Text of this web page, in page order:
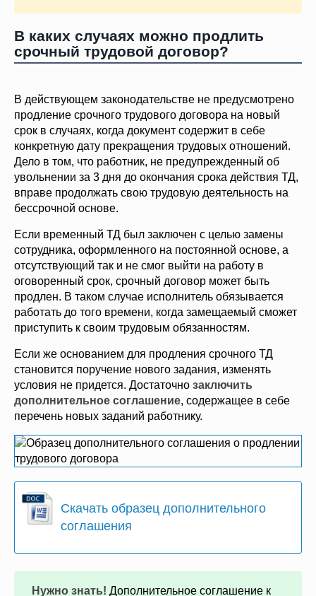
В каких случаях можно продлить
срочный трудовой договор?
В действующем законодательстве не предусмотрено
продление срочного трудового договора на новый
срок в случаях, когда документ содержит в себе
конкретную дату прекращения трудовых отношений.
Дело в том, что работник, не предупрежденный об
увольнении за 3 дня до окончания срока действия ТД,
вправе продолжать свою трудовую деятельность на
бессрочной основе.
Если временный ТД был заключен с целью замены
сотрудника, оформленного на постоянной основе, а
отсутствующий так и не смог выйти на работу в
оговоренный срок, срочный договор может быть
продлен. В таком случае исполнитель обязывается
работать до того времени, когда замещаемый сможет
приступить к своим трудовым обязанностям.
Если же основанием для продления срочного ТД
становится поручение нового задания, изменять
условия не придется. Достаточно заключить
дополнительное соглашение, содержащее в себе
перечень новых заданий работнику.
Скачать образец дополнительного
соглашения
Нужно знать! Дополнительное соглашение к